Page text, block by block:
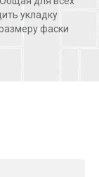
укладку
фаски